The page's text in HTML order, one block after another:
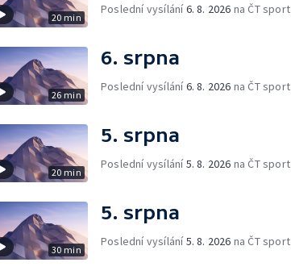
20 min
Poslední vysílání6. 8. 2026 na ČT sport
26 min
6. srpna
Poslední vysílání6. 8. 2026 na ČT sport
20 min
5. srpna
Poslední vysílání5. 8. 2026 na ČT sport
30 min
5. srpna
Poslední vysílání5. 8. 2026 na ČT sport